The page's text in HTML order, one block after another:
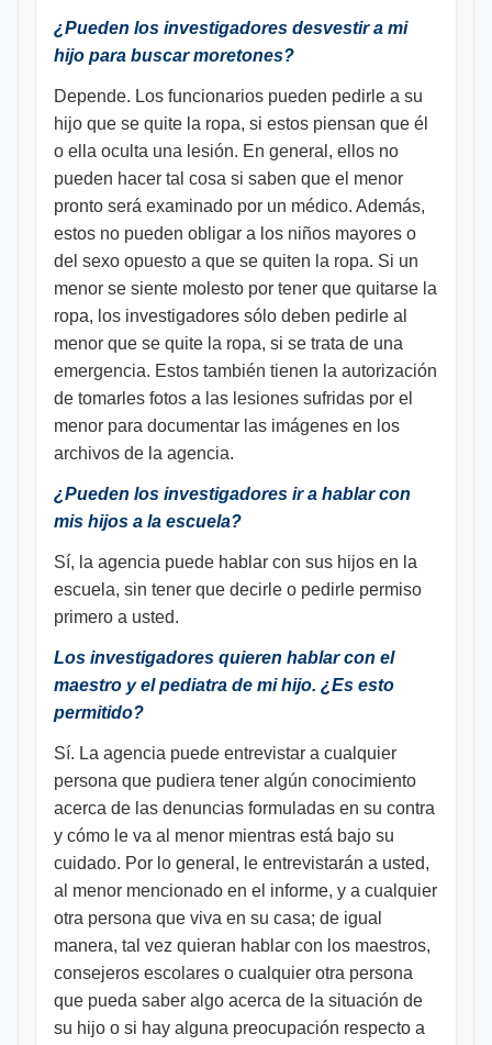
¿Pueden los investigadores desvestir a mi
hijo para buscar moretones?
Depende. Los funcionarios pueden pedirle a su
hijo que se quite la ropa, si estos piensan que él
o ella oculta una lesión. En general, ellos no
pueden hacer tal cosa si saben que el menor
pronto será examinado por un médico. Además,
estos no pueden obligar a los niños mayores o
del sexo opuesto a que se quiten la ropa. Si un
menor se siente molesto por tener que quitarse la
ropa, los investigadores sólo deben pedirle al
menor que se quite la ropa, si se trata de una
emergencia. Estos también tienen la autorización
de tomarles fotos a las lesiones sufridas por el
menor para documentar las imágenes en los
archivos de la agencia.
¿Pueden los investigadores ir a hablar con
mis hijos a la escuela?
Sí, la agencia puede hablar con sus hijos en la
escuela, sin tener que decirle o pedirle permiso
primero a usted.
Los investigadores quieren hablar con el
maestro y el pediatra de mi hijo. ¿Es esto
permitido?
Sí. La agencia puede entrevistar a cualquier
persona que pudiera tener algún conocimiento
acerca de las denuncias formuladas en su contra
y cómo le va al menor mientras está bajo su
cuidado. Por lo general, le entrevistarán a usted,
al menor mencionado en el informe, y a cualquier
otra persona que viva en su casa; de igual
manera, tal vez quieran hablar con los maestros,
consejeros escolares o cualquier otra persona
que pueda saber algo acerca de la situación de
su hijo o si hay alguna preocupación respecto a